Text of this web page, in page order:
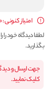
امتیاز کنونی : 0
لطفا دیدگاه خود را
بگذارید.
جهت ارسال و
کلیک نمایید.